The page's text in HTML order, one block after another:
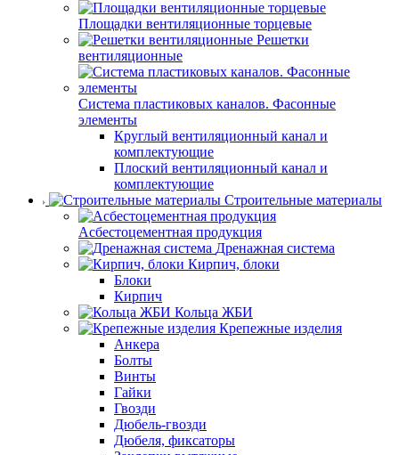
Площадки вентиляционные торцевые
Решетки
вентиляционные
Система пластиковых каналов. Фасонные
элементы
Круглый вентиляционный канал и
комплектующие
Плоский вентиляционный канал и
комплектующие
Строительные материалы
Асбестоцементная продукция
Дренажная система
Кирпич, блоки
Блоки
Кирпич
Кольца ЖБИ
Крепежные изделия
Анкера
Болты
Винты
Гайки
Гвозди
Дюбель-гвозди
Дюбеля, фиксаторы